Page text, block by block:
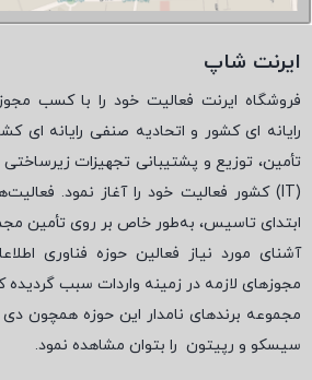
ایرنت شاپ
فروشگاه ایرنت فعالیت خود را با کسب
رایانه ای کشور و اتحادیه صنفی رایانه ای
تأمین، توزیع و پشتیبانی تجهیزات
(
IT) کشور فعالیت خود را آغاز نمود.
ابتدای تاسیس، به‌طور خاص بر روی تأمین
آشنای مورد نیاز فعالین حوزه فناوری
مجوزهای لازمه در زمینه واردات سبب
مجموعه برندهای نامدار این حوزه همچون
سیسکو و رپیتون را بتوان مشاهده نمود.